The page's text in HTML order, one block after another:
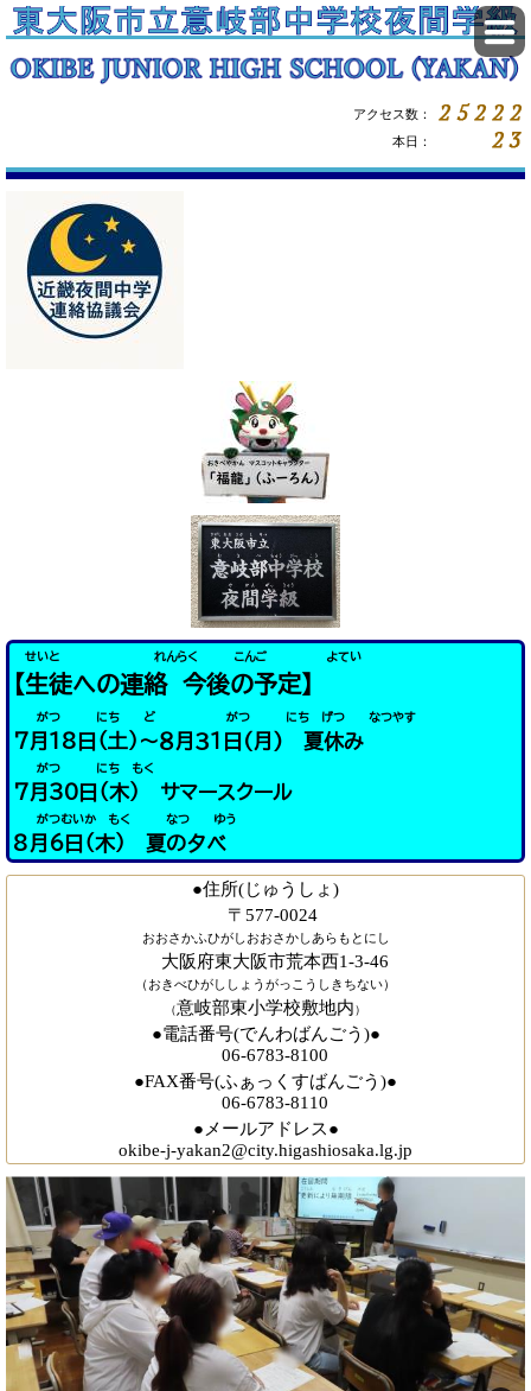
アクセス数：
本日：
せいと れんらく こんご よてい
【生徒への連絡 今後の予定】
がつ にち ど がつ にち げつ なつやす
7月18日（土）～８月３１日(月) 夏休み
がつ にち もく
7月30日（木） サマースクール
がつむいか もく なつ ゆう
8月6日（木） 夏の夕べ
●住所(じゅうしょ)
〒577-0024
おおさかふひがしおおさかしあらもとにし
大阪府東大阪市荒本西1-3-46
（おきべひがししょうがっこうしきちない）
（意岐部東小学校敷地内）
●電話番号(でんわばんごう)●
06-6783-8100
●FAX番号(ふぁっくすばんごう)●
06-6783-8110
●メールアドレス●
okibe-j-yakan2@city.higashiosaka.lg.jp